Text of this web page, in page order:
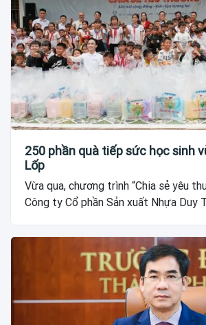
250 phần quà tiếp sức học sinh
Lốp
Vừa qua, chương trình “Chia sẻ yêu
Công ty Cổ phần Sản xuất Nhựa Duy